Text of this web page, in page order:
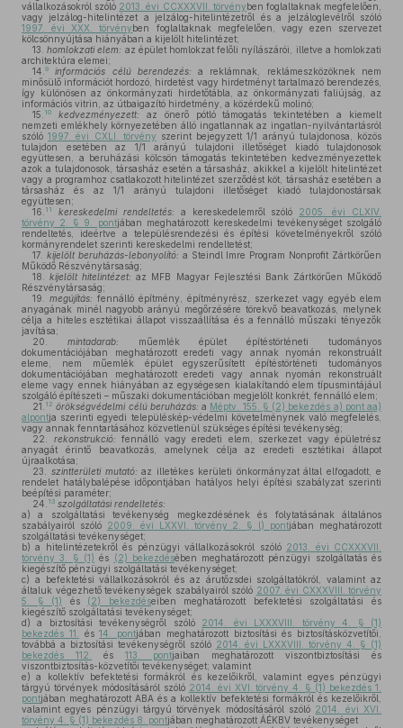
vállalkozásokról szóló 2013. évi CCXXXVII. törvényben foglaltaknak megfelelően,
vagy jelzálog-hitelintézet a jelzálog-hitelintézetről és a jelzáloglevélről szóló
1997. évi XXX. törvényben foglaltaknak megfelelően, vagy ezen szervezet
kölcsönnyújtása hiányában a kijelölt hitelintézet;
13.
homlokzati elem: az épület homlokzat felőli nyílászárói, illetve a homlokzati
architektúra elemei;
14. 9 információs célú berendezés: a reklámnak, reklámeszközöknek nem
minősülő információt hordozó, hirdetést vagy hirdetményt tartalmazó berendezés,
így különösen az önkormányzati hirdetőtábla, az önkormányzati faliújság, az
információs vitrin, az útbaigazító hirdetmény, a közérdekű molinó;
15. 10 kedvezményezett: az önerő pótló támogatás tekintetében a kiemelt
nemzeti emlékhely környezetében álló ingatlannak az ingatlan-nyilvántartásról
szóló1997. évi CXLI. törvény szerint bejegyzett 1/1 arányú tulajdonosa, közös
tulajdon esetében az 1/1 arányú tulajdoni illetőséget kiadó tulajdonosok
együttesen, a beruházási kölcsön támogatás tekintetében kedvezményezettek
azok a tulajdonosok, társasház esetén a társasház, akikkel a kijelölt hitelintézet
vagy a programhoz csatlakozott hitelintézet szerződést köt, társasház esetében a
társasház és az 1/1 arányú tulajdoni illetőséget kiadó tulajdonostársak
együttesen;
16. 11 kereskedelmi rendeltetés: a kereskedelemről szóló 2005. évi CLXIV.
törvény 2. § 9. pontjában meghatározott kereskedelmi tevékenységet szolgáló
rendeltetés, ideértve a településrendezési és építési követelményekről szóló
kormányrendelet szerinti kereskedelmi rendeltetést;
17. kijelölt beruházás-lebonyolító: a Steindl Imre Program Nonprofit Zártkörűen
Működő Részvénytársaság;
18.
kijelölt hitelintézet: az MFB Magyar Fejlesztési Bank Zártkörűen Működő
Részvénytársaság;
19.
megújítás: fennálló építmény, építményrész, szerkezet vagy egyéb elem
anyagának minél nagyobb arányú megőrzésére törekvő beavatkozás, melynek
célja a hiteles esztétikai állapot visszaállítása és a fennálló műszaki tényezők
javítása;
20.
mintadarab: műemlék épület építéstörténeti tudományos
dokumentációjában meghatározott eredeti vagy annak nyomán rekonstruált
eleme, nem műemlék épület egyszerűsített építéstörténeti tudományos
dokumentációjában meghatározott eredeti vagy annak nyomán rekonstruált
eleme vagy ennek hiányában az egységesen kialakítandó elem típusmintájául
szolgáló építészeti – műszaki dokumentációban megjelölt konkrét, fennálló elem;
21. 12 örökségvédelmi célú beruházás: a Méptv. 155. § (2) bekezdés a) pont aa)
alpontja szerinti egyedi településkép-védelmi követelménynek való megfelelés,
vagy annak fenntartásához közvetlenül szükséges építési tevékenység;
22.
rekonstrukció: fennálló vagy eredeti elem, szerkezet vagy épületrész
anyagát érintő beavatkozás, amelynek célja az eredeti esztétikai állapot
újraalkotása;
23.
szintterületi mutató: az illetékes kerületi önkormányzat által elfogadott, e
rendelet hatálybalépése időpontjában hatályos helyi építési szabályzat szerinti
beépítési paraméter;
24. 13 szolgáltatási rendeltetés:
a) a szolgáltatási tevékenység megkezdésének és folytatásának általános
szabályairól szóló 2009. évi LXXVI. törvény 2. § l) pontjában meghatározott
szolgáltatási tevékenységet;
b) a hitelintézetekről és pénzügyi vállalkozásokról szóló 2013. évi CCXXXVII.
törvény 3. § (1) és (2) bekezdésében meghatározott pénzügyi szolgáltatás és
kiegészítő pénzügyi szolgáltatási tevékenységet;
c) a befektetési vállalkozásokról és az árutőzsdei szolgáltatókról, valamint az
általuk végezhető tevékenységek szabályairól szóló 2007. évi CXXXVIII. törvény
5. § (1) és (2) bekezdéseiben meghatározott befektetési szolgáltatási és
kiegészítő szolgáltatási tevékenységet;
d) a biztosítási tevékenységről szóló 2014. évi LXXXVIII. törvény 4. § (1)
bekezdés 11.
és14. pontjában meghatározott biztosítási és biztosításközvetítői,
továbbá a biztosítási tevékenységről szóló 2014. évi LXXXVIII. törvény 4. § (1)
bekezdés 112.
és113. pontjaiban meghatározott viszontbiztosítási és
viszontbiztosítás-közvetítői tevékenységet; valamint
e) a kollektív befektetési formákról és kezelőikről, valamint egyes pénzügyi
tárgyú törvények módosításáról szóló 2014. évi XVI. törvény 4. § (1) bekezdés 1.
pontjában meghatározott ABA és a kollektív befektetési formákról és kezelőikről,
valamint egyes pénzügyi tárgyú törvények módosításáról szóló 2014. évi XVI.
törvény 4. § (1) bekezdés 8. pontjában meghatározott ÁÉKBV tevékenységet